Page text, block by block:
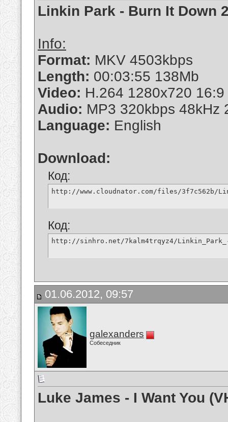
Linkin Park - Burn It Down
Info:
Format: MKV 4503kbps
Length: 00:03:55 138Mb
Video: H.264 1280x720
Audio: MP3 320kbps 48kHz
Language: English
Download:
Код:
http://www.cloudnator.com/files/3f7c562b/
Код:
http://sinhro.net/7kalm4trqyz4/Linkin_Park_-
01.06.2012, 09:57
galexanders
Собеседник
Luke James - I Want You